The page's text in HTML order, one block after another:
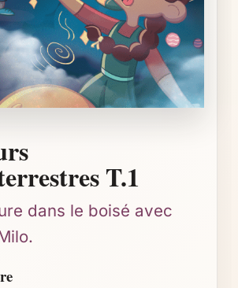
T.1
dans le boisé avec